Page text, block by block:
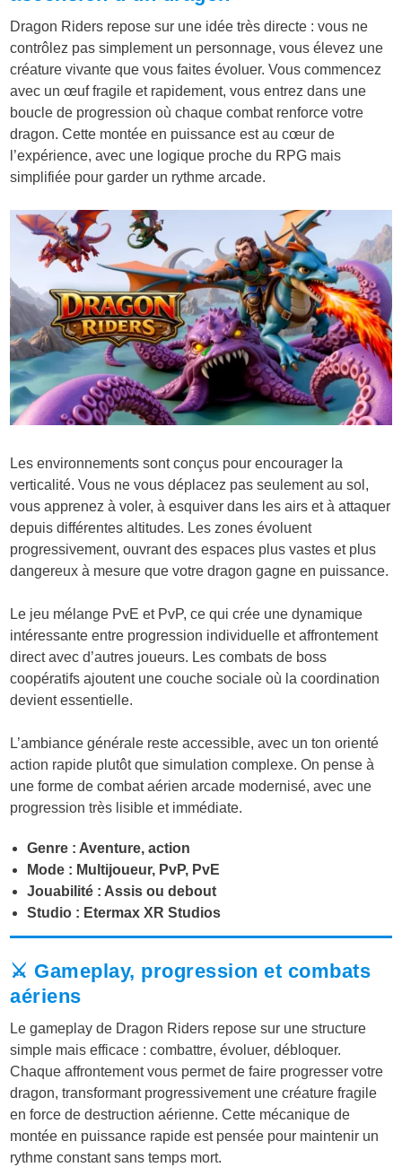
Dragon Riders repose sur une idée très directe : vous ne
contrôlez pas simplement un personnage, vous élevez une
créature vivante que vous faites évoluer. Vous commencez
avec un œuf fragile et rapidement, vous entrez dans une
boucle de progression où chaque combat renforce votre
dragon. Cette montée en puissance est au cœur de
l’expérience, avec une logique proche du RPG mais
simplifiée pour garder un rythme arcade.
Les environnements sont conçus pour encourager la
verticalité. Vous ne vous déplacez pas seulement au sol,
vous apprenez à voler, à esquiver dans les airs et à attaquer
depuis différentes altitudes. Les zones évoluent
progressivement, ouvrant des espaces plus vastes et plus
dangereux à mesure que votre dragon gagne en puissance.
Le jeu mélange PvE et PvP, ce qui crée une dynamique
intéressante entre progression individuelle et affrontement
direct avec d’autres joueurs. Les combats de boss
coopératifs ajoutent une couche sociale où la coordination
devient essentielle.
L’ambiance générale reste accessible, avec un ton orienté
action rapide plutôt que simulation complexe. On pense à
une forme de combat aérien arcade modernisé, avec une
progression très lisible et immédiate.
Genre : Aventure, action
Mode : Multijoueur, PvP, PvE
Jouabilité : Assis ou debout
Studio : Etermax XR Studios
⚔️ Gameplay, progression et combats
aériens
Le gameplay de Dragon Riders repose sur une structure
simple mais efficace : combattre, évoluer, débloquer.
Chaque affrontement vous permet de faire progresser votre
dragon, transformant progressivement une créature fragile
en force de destruction aérienne. Cette mécanique de
montée en puissance rapide est pensée pour maintenir un
rythme constant sans temps mort.